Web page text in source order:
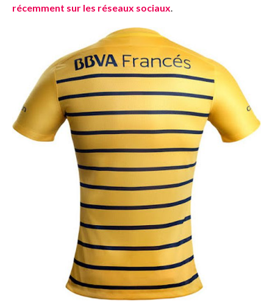
récemment sur les réseaux sociaux.